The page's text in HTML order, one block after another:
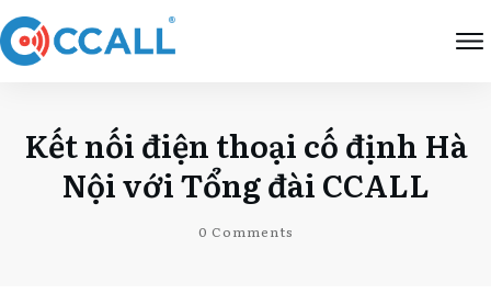
Kết nối điện thoại cố định Hà
Nội với Tổng đài CCALL
0 Comments